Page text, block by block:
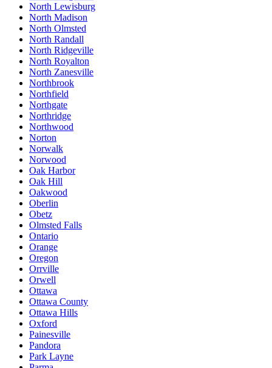
North Lewisburg
North Madison
North Olmsted
North Randall
North Ridgeville
North Royalton
North Zanesville
Northbrook
Northfield
Northgate
Northridge
Northwood
Norton
Norwalk
Norwood
Oak Harbor
Oak Hill
Oakwood
Oberlin
Obetz
Olmsted Falls
Ontario
Orange
Oregon
Orrville
Orwell
Ottawa
Ottawa County
Ottawa Hills
Oxford
Painesville
Pandora
Park Layne